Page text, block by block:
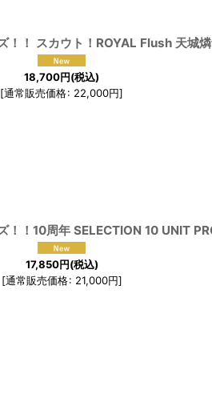
18,700円(税込)
[通常販売価格: 22,000円]
17,850円(税込)
[通常販売価格: 21,000円]